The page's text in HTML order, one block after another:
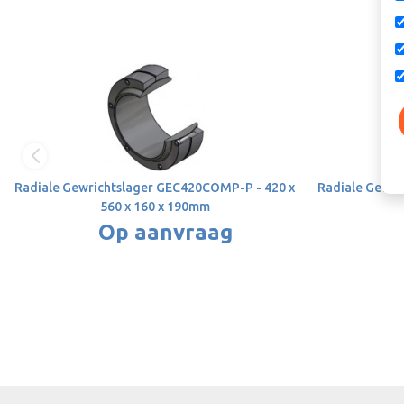
Radiale Gewrichtslager GEC420COMP-P - 420 x
560 x 160 x 190mm
Op aanvraag
Radiale